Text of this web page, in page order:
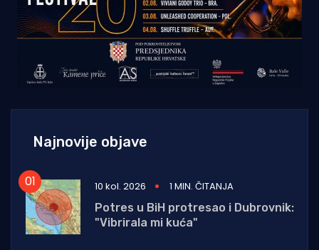
Najnovije objave
10 kol. 2026
1 MIN. ČITANJA
Potres u BiH protresao i Dubrovnik:
"Vibrirala mi kuća"